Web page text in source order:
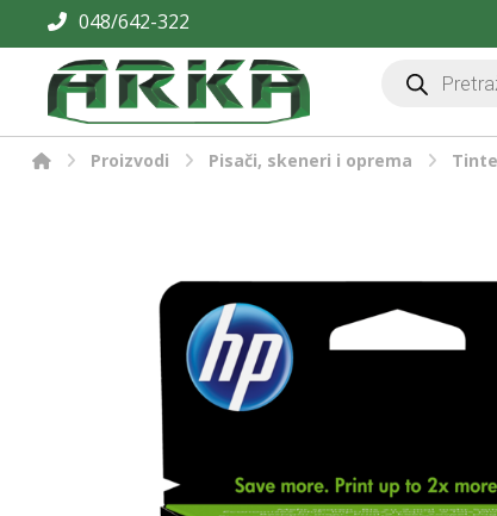
048/642-322
Proizvodi Pisači, skeneri i oprema